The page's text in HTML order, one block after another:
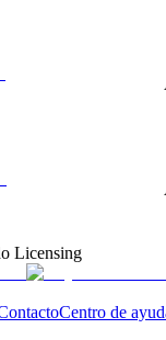
Licensing
Centro de